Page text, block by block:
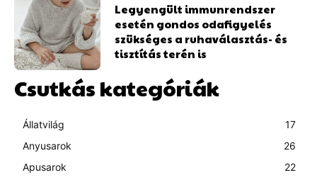
Legyengült immunrendszer
esetén gondos odafigyelés
szükséges a ruhaválasztás- és
tisztítás terén is
Csutkás kategóriák
Állatvilág
17
Anyusarok
26
Apusarok
22